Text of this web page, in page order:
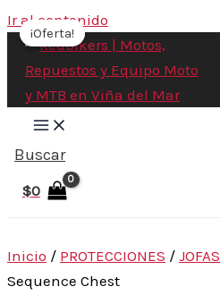
Ir al contenido
Buscar
$0
Inicio / PROTECCIONES / JOFAS
Sequence Chest
¡Oferta!
¡Oferta!